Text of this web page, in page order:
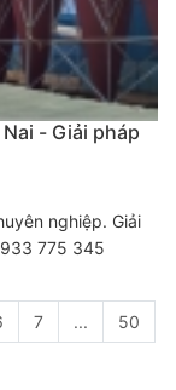
- Giải pháp
nghiệp. Giải
775 345
7 ... 50